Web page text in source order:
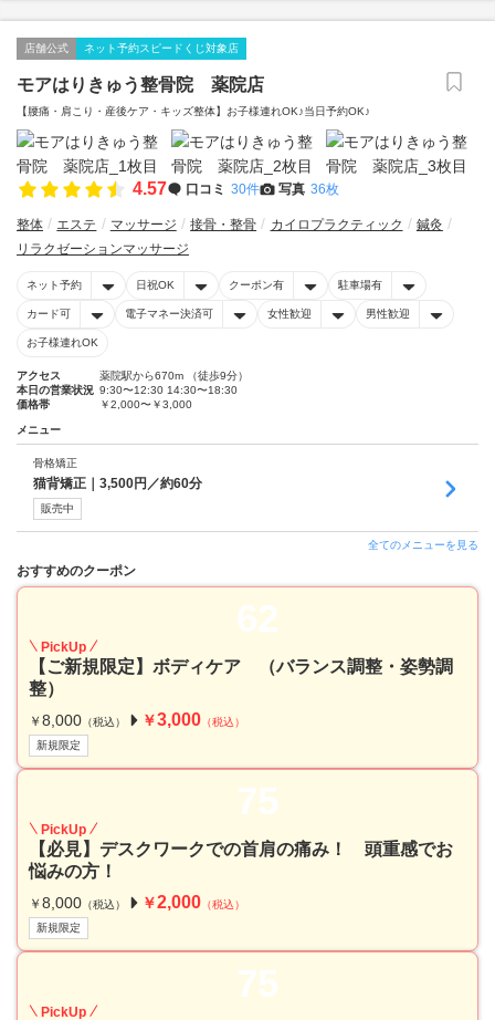
店舗公式 ネット予約スピードくじ対象店
モアはりきゅう整骨院 薬院店
【腰痛・肩こり・産後ケア・キッズ整体】お子様連れOK♪当日予約OK♪
4.57 口コミ 30件 写真 36枚
整体 エステ マッサージ 接骨・整骨 カイロプラクティック
鍼灸
リラクゼーションマッサージ
ネット予約 日祝OK クーポン有 駐車場有
カード可 電子マネー決済可 女性歓迎 男性歓迎
お子様連れOK
アクセス
薬院駅から670m （徒歩9分）
本日の営業状況 9:30〜12:30 14:30〜18:30
価格帯
￥2,000〜￥3,000
メニュー
骨格矯正
猫背矯正｜3,500円／約60分
販売中
全てのメニューを見る
おすすめのクーポン
62
PickUp
【ご新規限定】ボディケア （バランス調整・姿勢調
整）
￥ 8,000 （税込） ￥3,000 （税込）
新規限定
75
PickUp
【必見】デスクワークでの首肩の痛み！ 頭重感でお
悩みの方！
￥ 8,000 （税込） ￥2,000 （税込）
新規限定
75
PickUp